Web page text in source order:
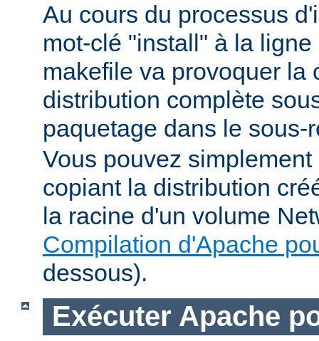
Au cours du processus
mot-clé "install" à la
makefile va provoquer la
distribution complète
paquetage dans le
Vous pouvez
copiant la distribution
la racine d'un volume
Compilation d'Apache
dessous).
Exécuter Apache